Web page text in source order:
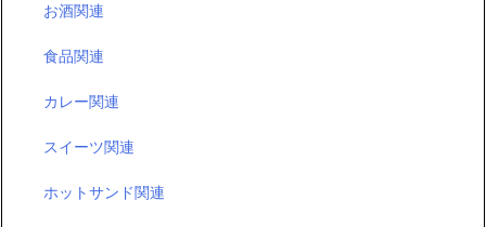
お酒関連
食品関連
カレー関連
スイーツ関連
ホットサンド関連